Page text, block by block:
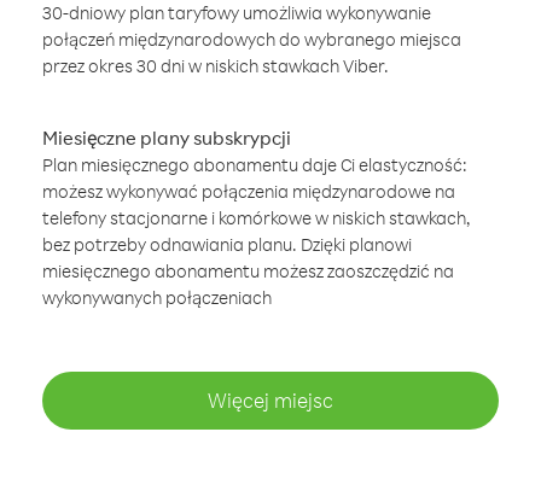
30-dniowy plan taryfowy umożliwia wykonywanie
połączeń międzynarodowych do wybranego miejsca
przez okres 30 dni w niskich stawkach Viber.
Miesięczne plany subskrypcji
Plan miesięcznego abonamentu daje Ci elastyczność:
możesz wykonywać połączenia międzynarodowe na
telefony stacjonarne i komórkowe w niskich stawkach,
bez potrzeby odnawiania planu. Dzięki planowi
miesięcznego abonamentu możesz zaoszczędzić na
wykonywanych połączeniach
Więcej miejsc